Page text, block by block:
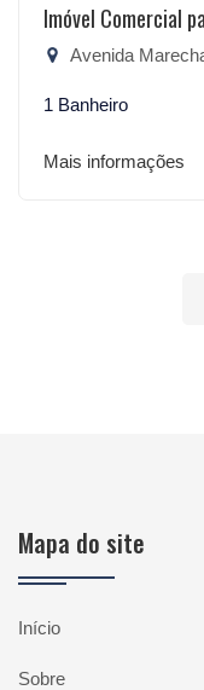
Imóvel Comercial
Avenida Marechal
1 Banheiro
Mais informações
Mapa do site
Início
Sobre